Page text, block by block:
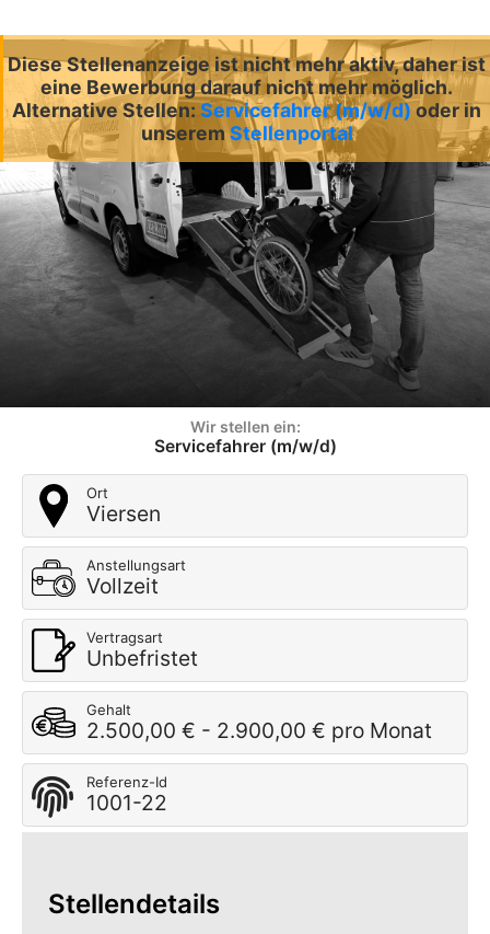
Diese Stellenanzeige ist nicht mehr aktiv, daher ist
eine Bewerbung darauf nicht mehr möglich.
Alternative Stellen:Servicefahrer (m/w/d) oder in
unseremStellenportal
Wir stellen ein:
Servicefahrer (m/w/d)
Ort
Viersen
Anstellungsart
Vollzeit
Vertragsart
Unbefristet
Gehalt
2.500,00 € - 2.900,00 € pro Monat
Referenz-Id
1001-22
Stellendetails